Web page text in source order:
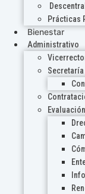
Prácticas
Bienestar
Administrativo
Secretaría